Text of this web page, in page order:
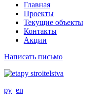
Главная
Проекты
Текущие объекты
Контакты
Акции
Написать письмо
ру en